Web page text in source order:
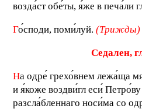
возда́ст обе́ты, я́же в печа́ли
Го́споди, поми́луй.(Трижды)
Седален,
На одре́ грехо́внем лежа́ща
и я́коже воздви́гл еси́
разсла́бленнаго носи́ма со